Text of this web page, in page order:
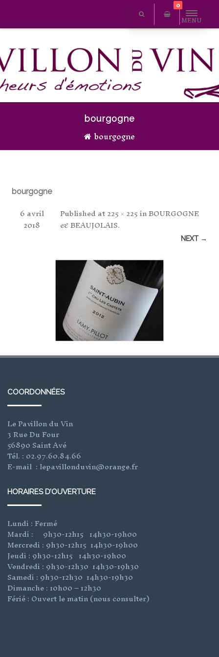
0
MENU
bourgogne
bourgogne
bourgogne
Published
6 avril
2018
at225 × 225inBOURGOGNE
& BEAUJOLAIS.
NEXT →
COORDONNÉES
Le Pavillon du Vin
3 Rue Du Four
56890 Saint Avé
Tél. : 02.97.60.84.66
E-mail : lepavillonduvin@orange.fr
HORAIRES D’OUVERTURE
Lundi : Fermé
Mardi : 9h30-12h15 14h30-19h00
Mercredi : 9h30-12h15 14h30-19h00
Jeudi : 9h30-12h15 14h30-19h00
Vendredi : 9h30-12h30 14h30-19h30
Samedi : 9h30-12h30 14h30-19h30
Dimanche : 10h00 – 12h30
Férié : Ouvert le matin (nous consulter)